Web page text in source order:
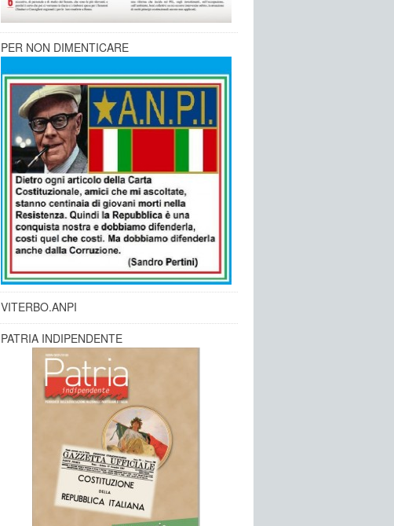
PER NON DIMENTICARE
VITERBO.ANPI
PATRIA INDIPENDENTE